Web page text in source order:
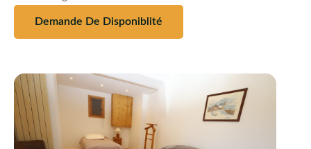
Demande De Disponiblité